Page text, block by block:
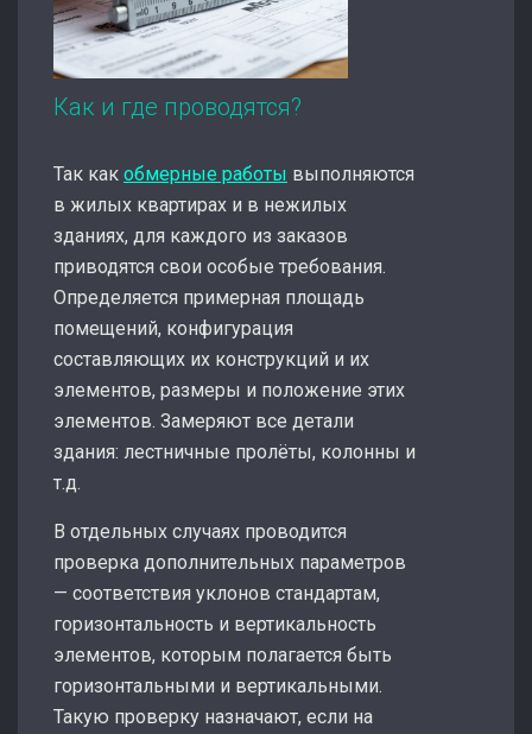
Как и где проводятся?
Так как обмерные работы выполняются
в жилых квартирах и в нежилых
зданиях, для каждого из заказов
приводятся свои особые требования.
Определяется примерная площадь
помещений, конфигурация
составляющих их конструкций и их
элементов, размеры и положение этих
элементов. Замеряют все детали
здания: лестничные пролёты, колонны и
т.д.
В отдельных случаях проводится
проверка дополнительных параметров
— соответствия уклонов стандартам,
горизонтальность и вертикальность
элементов, которым полагается быть
горизонтальными и вертикальными.
Такую проверку назначают, если на